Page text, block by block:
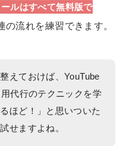
ルはすべて無料版で
流れを練習できます。
えておけば、YouTube
代行のテクニックを学
ほど！」と思いついた
せますよね。